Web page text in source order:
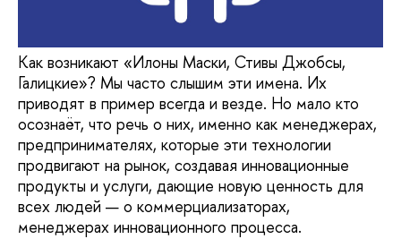
Как возникают «Илоны Маски, Стивы Джобсы,
Галицкие»? Мы часто слышим эти имена. Их
приводят в пример всегда и везде. Но мало кто
осознаёт, что речь о них, именно как менеджерах,
предпринимателях, которые эти технологии
продвигают на рынок, создавая инновационные
продукты и услуги, дающие новую ценность для
всех людей — о коммерциализаторах,
менеджерах инновационного процесса.